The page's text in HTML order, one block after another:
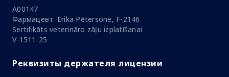
A00147
Фармацевт: Ērika Pētersone, F-2146
Sertifikāts veterināro zāļu izplatīšanai
V-1511-25
Реквизиты держателя лицензии